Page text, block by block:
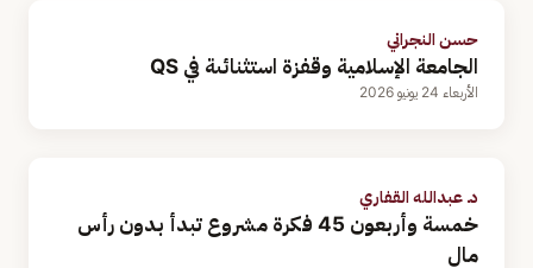
حسن النجراني
الجامعة الإسلامية وقفزة استثنائىة في QS
الأربعاء 24 يونيو 2026
د. عبدالله القفاري
خمسة وأربعون 45 فكرة مشروع تبدأ بدون رأس
مال